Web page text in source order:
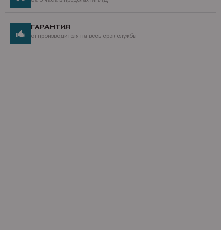
ГАРАНТИЯ
от производителя на весь срок службы